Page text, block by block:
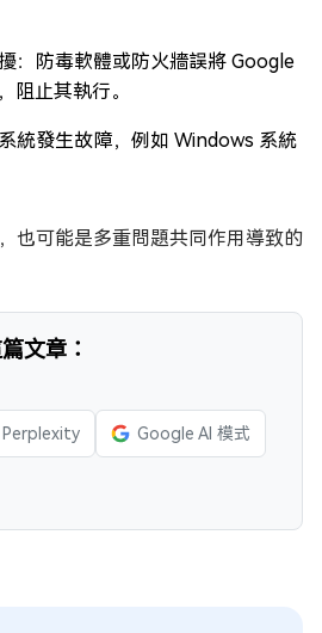
：防毒軟體或防火牆誤將 Google
阻止其執行。
統發生故障，例如 Windows 系統
也可能是多重問題共同作用導致的
文章：
Perplexity Google AI 模式